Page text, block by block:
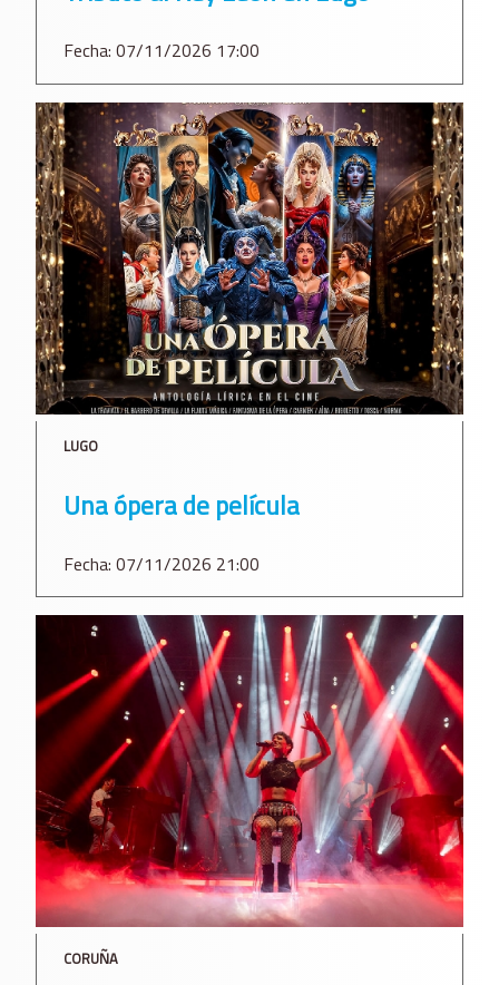
Fecha: 07/11/2026 17:00
LUGO
Una ópera de película
Fecha: 07/11/2026 21:00
CORUÑA